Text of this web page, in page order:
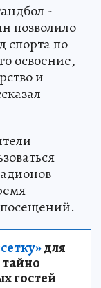
-
позволило
спорта по
освоение,
и
посещений.
для
гостей